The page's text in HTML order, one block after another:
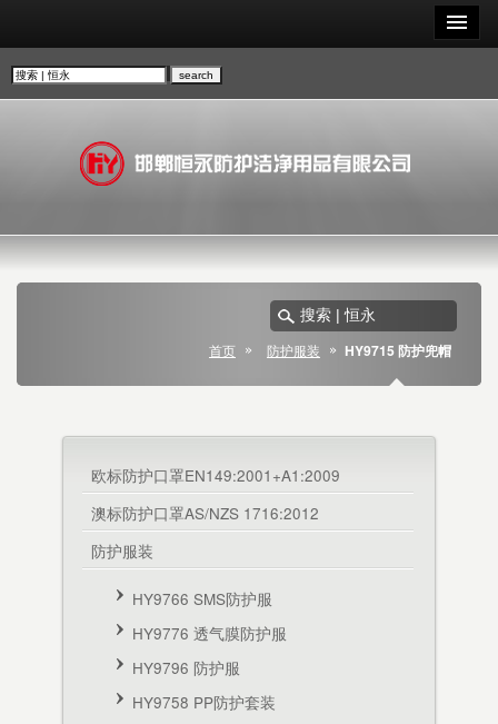
首页 防护服装 HY9715 防护兜帽
欧标防护口罩EN149:2001+A1:2009
澳标防护口罩AS/NZS 1716:2012
防护服装
HY9766 SMS防护服
HY9776 透气膜防护服
HY9796 防护服
HY9758 PP防护套装